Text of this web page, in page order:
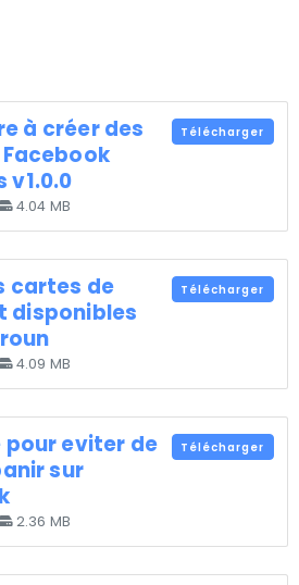
à créer des
v1.0.0
4.04 MB
Télécharger
cartes de
disponibles
4.09 MB
Télécharger
pour eviter de
sur
2.36 MB
Télécharger